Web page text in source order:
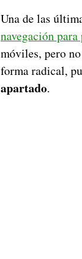
Una de las
navegación
móviles, pero
forma radical,
apartado.